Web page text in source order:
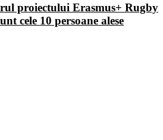
proiectului Erasmus+ Rugby
cele 10 persoane alese